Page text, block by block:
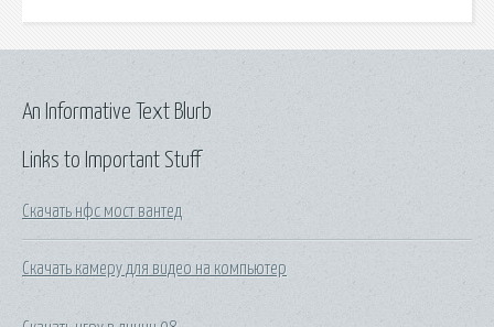
Links to Important Stuff
Скачать нфс мост вантед
Скачать камеру для видео на компьютер
An Informative Text Blurb